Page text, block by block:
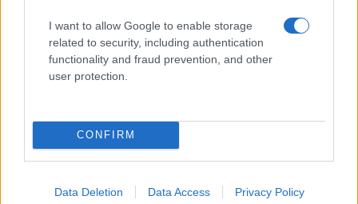
I want to allow Google to enable storage
related to security, including authentication
functionality and fraud prevention, and other
user protection.
CONFIRM
Data Deletion Data Access Privacy Policy
Bakery House apre a Roma Sud: tutte le info per i
fans dei dolci americani
ULTIME NOTIZIE
Orlandi-Gregori, in Commissione
mistero del numero telefonico e